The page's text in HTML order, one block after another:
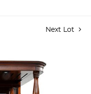
Next Lot